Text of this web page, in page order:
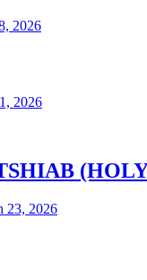
2026
2026
23, 2026